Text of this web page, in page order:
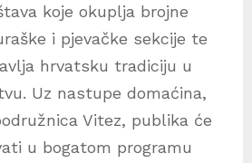
koje okuplja brojne
i pjevačke sekcije te
hrvatsku tradiciju u
Uz nastupe domaćina,
Vitez, publika će
u bogatom programu